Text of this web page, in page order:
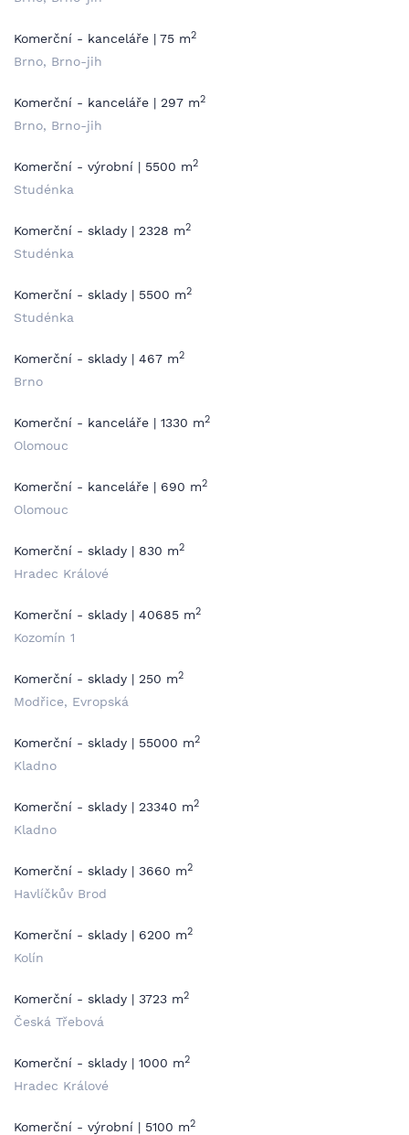
Komerční - kanceláře | 75 m2
Brno, Brno-jih
Komerční - kanceláře | 297 m2
Brno, Brno-jih
Komerční - výrobní | 5500 m2
Studénka
Komerční - sklady | 2328 m2
Studénka
Komerční - sklady | 5500 m2
Studénka
Komerční - sklady | 467 m2
Brno
Komerční - kanceláře | 1330 m2
Olomouc
Komerční - kanceláře | 690 m2
Olomouc
Komerční - sklady | 830 m2
Hradec Králové
Komerční - sklady | 40685 m2
Kozomín 1
Komerční - sklady | 250 m2
Modřice, Evropská
Komerční - sklady | 55000 m2
Kladno
Komerční - sklady | 23340 m2
Kladno
Komerční - sklady | 3660 m2
Havlíčkův Brod
Komerční - sklady | 6200 m2
Kolín
Komerční - sklady | 3723 m2
Česká Třebová
Komerční - sklady | 1000 m2
Hradec Králové
Komerční - výrobní | 5100 m2